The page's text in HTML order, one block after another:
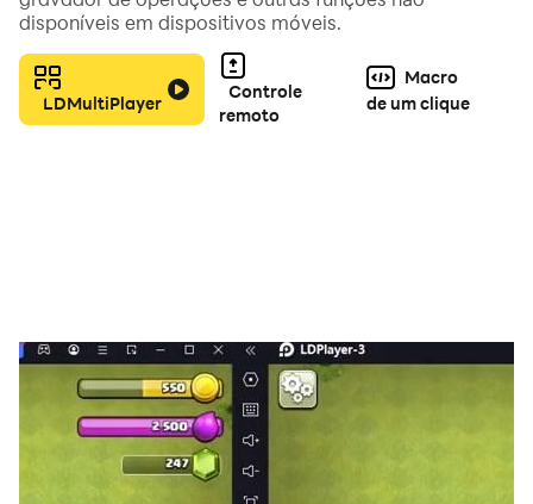
Combata inimigos como uma das oito nações e faça
campanhas históricas. Cada civilizações, desde os
romanos aos japoneses, têm forces especiais e
FUNCIONALIDADES DOMINATIONS:
GRANDES LÍDERES!
• Na nova Universidade, aprenda de Leonardo Da
disponíveis em dispositivos móveis.
LDMultiPlayer
Controle
remoto
Macro
de um clique